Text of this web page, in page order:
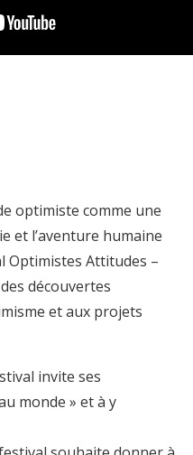
optimiste comme une
et l’aventure humaine
Optimistes Attitudes –
découvertes
et aux projets
invite ses
monde » et à y